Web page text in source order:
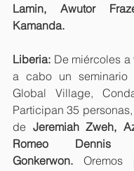
Lamin, Awutor
Kamanda.
Liberia: De miércoles
a cabo un
Global Village,
Participan 35
de Jeremiah Zweh,
Romeo Dennis
Gonkerwon. Oremos